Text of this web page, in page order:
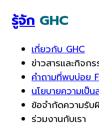
รู้จัก GHC
เกี่ยวกับ GHC
ข่าวสารและกิจก
คำถามที่พบบ่อย
นโยบายความเป็
ข้อจำกัดความรับ
ร่วมงานกับเรา